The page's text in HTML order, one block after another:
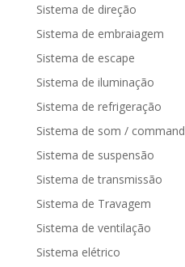
Sistema de direção
Sistema de embraiagem
Sistema de escape
Sistema de iluminação
Sistema de refrigeração
Sistema de som / command
Sistema de suspensão
Sistema de transmissão
Sistema de Travagem
Sistema de ventilação
Sistema elétrico